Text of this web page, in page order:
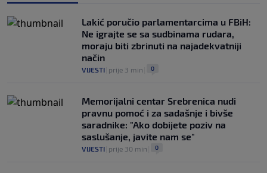
Lakić poručio parlamentarcima u FBiH:
Ne igrajte se sa sudbinama rudara,
moraju biti zbrinuti na najadekvatniji
način
VIJESTI prije 3 min 0
Memorijalni centar Srebrenica nudi
pravnu pomoć i za sadašnje i bivše
saradnike: "Ako dobijete poziv na
saslušanje, javite nam se"
VIJESTI prije 30 min 0